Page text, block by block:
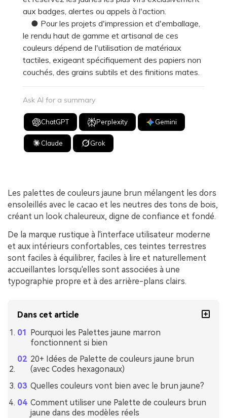
aux badges, alertes ou appels à l'action.
● Pour les projets d'impression et d'emballage,
le rendu haut de gamme et artisanal de ces
couleurs dépend de l'utilisation de matériaux
tactiles, exigeant spécifiquement des papiers non
couchés, des grains subtils et des finitions mates.
Ask AI for a summary
ChatGPT Perplexity Gemini
Claude Grok
Les palettes de couleurs jaune brun mélangent les dors
ensoleillés avec le cacao et les neutres des tons de bois,
créant un look chaleureux, digne de confiance et fondé.
De la marque rustique à l'interface utilisateur moderne
et aux intérieurs confortables, ces teintes terrestres
sont faciles à équilibrer, faciles à lire et naturellement
accueillantes lorsqu'elles sont associées à une
typographie propre et à des arrière-plans clairs.
Dans cet article
Pourquoi les Palettes jaune marron
fonctionnent si bien
20+ Idées de Palette de couleurs jaune brun
(avec Codes hexagonaux)
Quelles couleurs vont bien avec le brun jaune?
Comment utiliser une Palette de couleurs brun
jaune dans des modèles réels